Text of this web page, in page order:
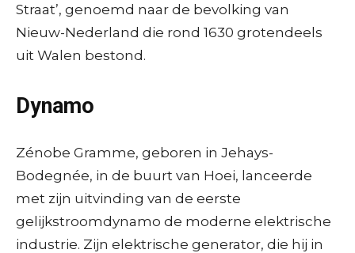
Straat’, genoemd naar de bevolking van
Nieuw-Nederland die rond 1630 grotendeels
uit Walen bestond.
Dynamo
Zénobe Gramme, geboren in Jehays-
Bodegnée, in de buurt van Hoei, lanceerde
met zijn uitvinding van de eerste
gelijkstroomdynamo de moderne elektrische
industrie. Zijn elektrische generator, die hij in